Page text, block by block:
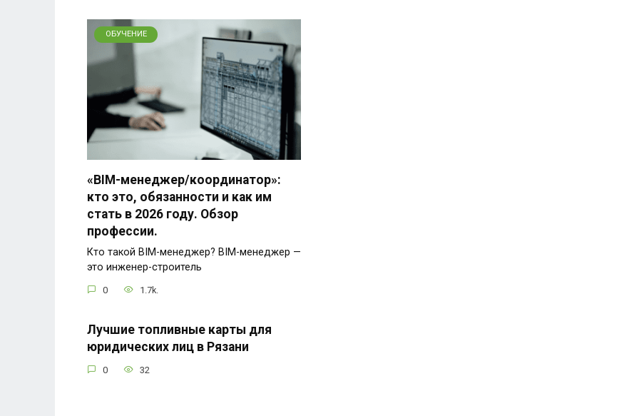
ОБУЧЕНИЕ
«BIM-менеджер/координатор»:
кто это, обязанности и как им
стать в 2026 году. Обзор
профессии.
Кто такой BIM-менеджер? BIM-менеджер —
это инженер-строитель
0 1.7k.
Лучшие топливные карты для
юридических лиц в Рязани
0 32